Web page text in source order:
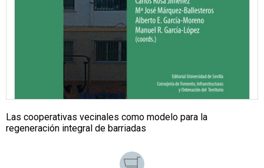
Las cooperativas vecinales como modelo para la
regeneración integral de barriadas